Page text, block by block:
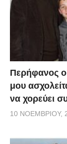
Περήφανος
μου
να χορεύει
10 ΝΟΕΜΒΡΊΟΥ,